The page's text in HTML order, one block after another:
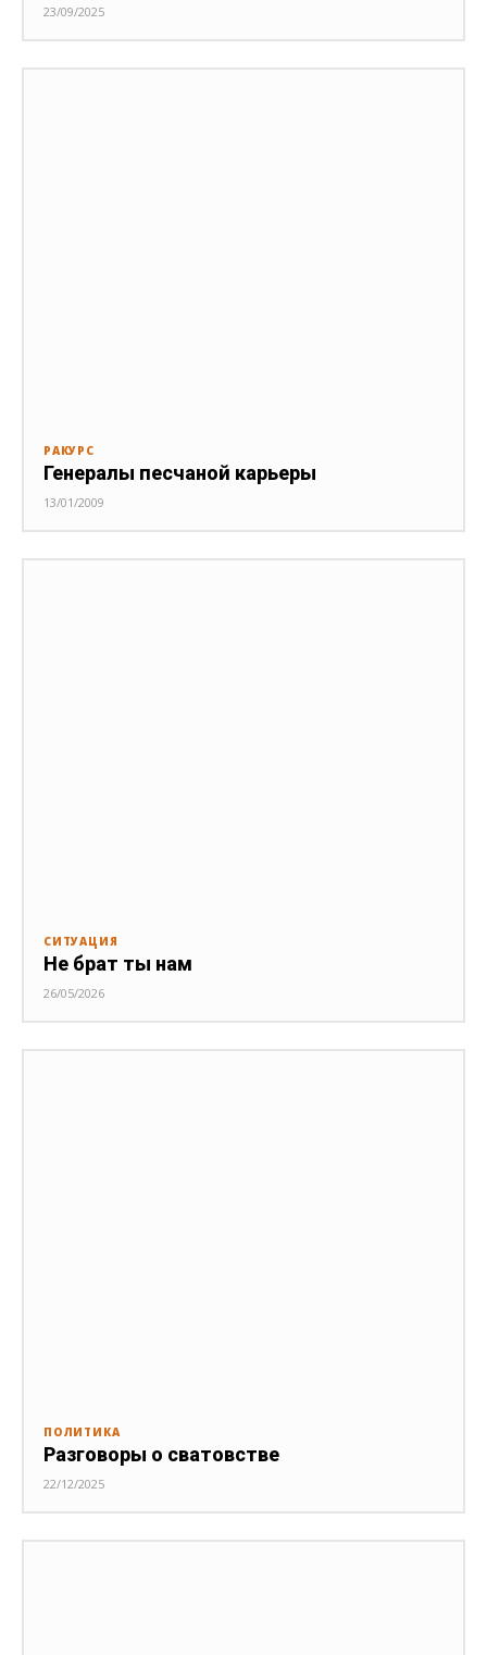
23/09/2025
РАКУРС
Генералы песчаной карьеры
13/01/2009
СИТУАЦИЯ
Не брат ты нам
26/05/2026
ПОЛИТИКА
Разговоры о сватовстве
22/12/2025